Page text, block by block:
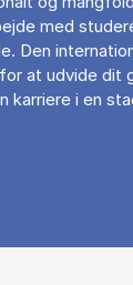
med
Den
at udvide dit
karriere i en